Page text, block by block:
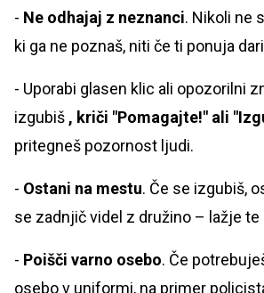
- Ne odhajaj z neznanci. Nikoli ne
ki ga ne poznaš, niti če ti ponuja
- Uporabi glasen klic ali opozorilni
izgubiš , kriči "Pomagajte!" ali
pritegneš pozornost ljudi.
- Ostani na mestu. Če se izgubiš,
se zadnjič videl z družino – lažje te
- Poišči varno osebo. Če
osebo v uniformi, na primer